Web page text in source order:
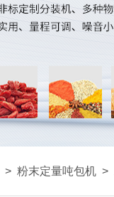
> 粉末定量吨包机 >